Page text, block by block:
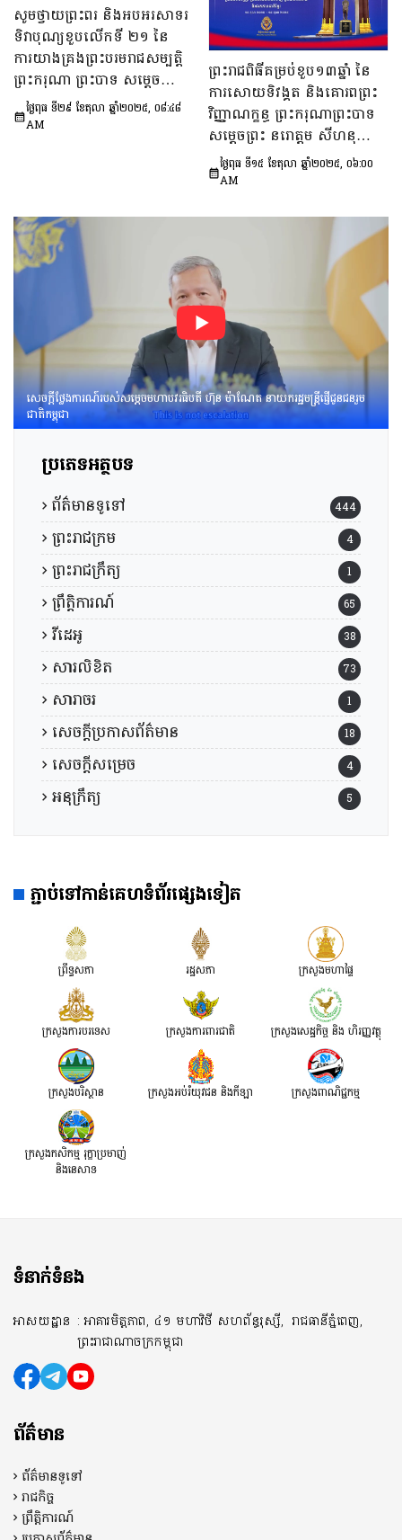
សូមថ្វាយព្រះពរ និងអបអរសាទរ
ទិវាបុណ្យខួបលើកទី ២១ នៃ
ការយាងគ្រងព្រះបរមរាជសម្បត្តិ
ព្រះករុណា ព្រះបាទ សម្តេចព្រះប
រមនាថ នរោត្តម សីហមុនី
ព្រះមហាក្សត្រ នៃ
ថ្ងៃពុធ ទី២៩ ខែតុលា ឆ្នាំ២០២៥, ០៨:៤៨
AM
ព្រះរាជពិធីគម្រប់ខួប១៣ឆ្នាំ នៃ
ការសោយទិវង្គត និងគោរពព្រះ
វិញ្ញាណក្ខន្ធ ព្រះករុណាព្រះបាទ
សម្តេចព្រះ នរោត្តម សីហនុ
ព្រះមហាវីរក្សត្រ ព្រះវររាជបិតា
ឯករាជ្យ បូរណភាពទឹកដី និង
ថ្ងៃពុធ ទី១៥ ខែតុលា ឆ្នាំ២០២៥, ០៦:០០
AM
សេចក្តីថ្លែងការណ៍របស់សម្តេចមហាបវរធិបតី ហ៊ុន ម៉ាណែត នាយករដ្ឋមន្រ្តីផ្ញើជូនជនរួម
ជាតិកម្ពុជា
ប្រភេទអត្ថបទ
ព័ត៌មានទូទៅ 444
ព្រះរាជក្រម 4
ព្រះរាជក្រឹត្យ 1
ព្រឹត្តិការណ៍ 65
វីដេអូ 38
សារលិខិត 73
សារាចរ 1
សេចក្តីប្រកាសព័ត៌មាន 18
សេចក្តីសម្រេច 4
អនុក្រឹត្យ 5
ភ្ជាប់ទៅកាន់គេហទំព័រផ្សេងទៀត
ព្រឹទ្ធសភា រដ្ឋសភា ក្រសួងមហាផ្ទៃ
ក្រសួងការបរទេស ក្រសួងការពារជាតិ ក្រសួង​សេដ្ឋកិច្ច និង ហិរញ្ញវត្ថុ
ក្រសួងបរិស្ថាន ក្រសួងអប់រំយុវជន និងកីឡា ក្រសួងពាណិជ្ជកម្ម
ក្រសួងកសិកម្ម រុក្ខាប្រមាញ់
និងនេសាទ
ទំនាក់ទំនង
អាសយដ្ឋាន : អាគារមិត្តភាព, ៤១ មហាវិថី សហព័ន្ធរុស្សី, រាជធានីភ្នំពេញ,
ព្រះរាជាណាចក្រកម្ពុជា
ព័ត៌មាន
ព័ត៌មានទូទៅ
រាជកិច្ច
ព្រឹត្តិការណ៍